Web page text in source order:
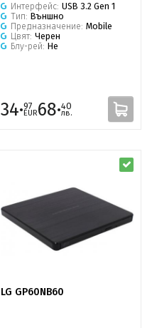
Интерфейс: USB 3.2 Gen 1
Тип: Външно
Предназначение: Mobile
Цвят: Черен
Блу-рей: Не
34·97
EUR68·40
лв.
LG GP60NB60